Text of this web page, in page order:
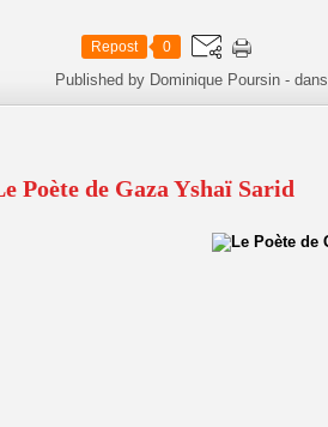
Repost 0
Published by Dominique Poursin -dans
Poète de Gaza Yshaï Sarid